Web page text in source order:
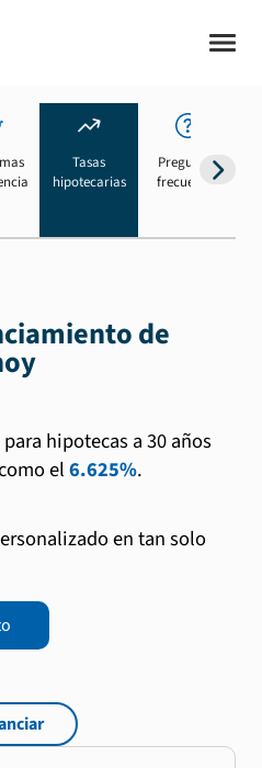
Tasas
hipotecarias
Preguntas
frecuentes
de
hipotecas a 30 años
el6.625%.
en tan solo